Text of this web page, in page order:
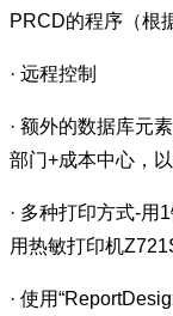
PRCD的程序（根
· 远程控制
· 额外的数据库元
部门+成本中心，
· 多种打印方式-用
用热敏打印机
· 使用